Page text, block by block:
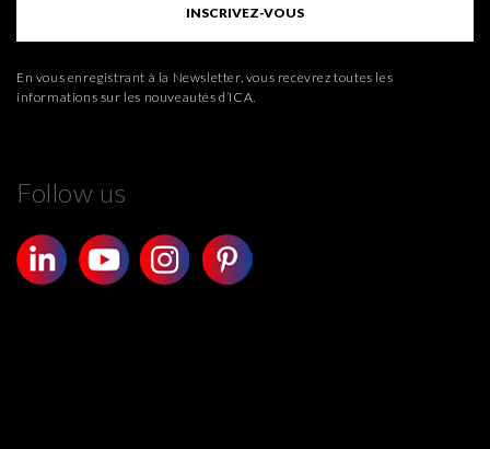
INSCRIVEZ-VOUS
En vous enregistrant à la Newsletter, vous recevrez toutes les
informations sur les nouveautés d’ICA.
Follow us